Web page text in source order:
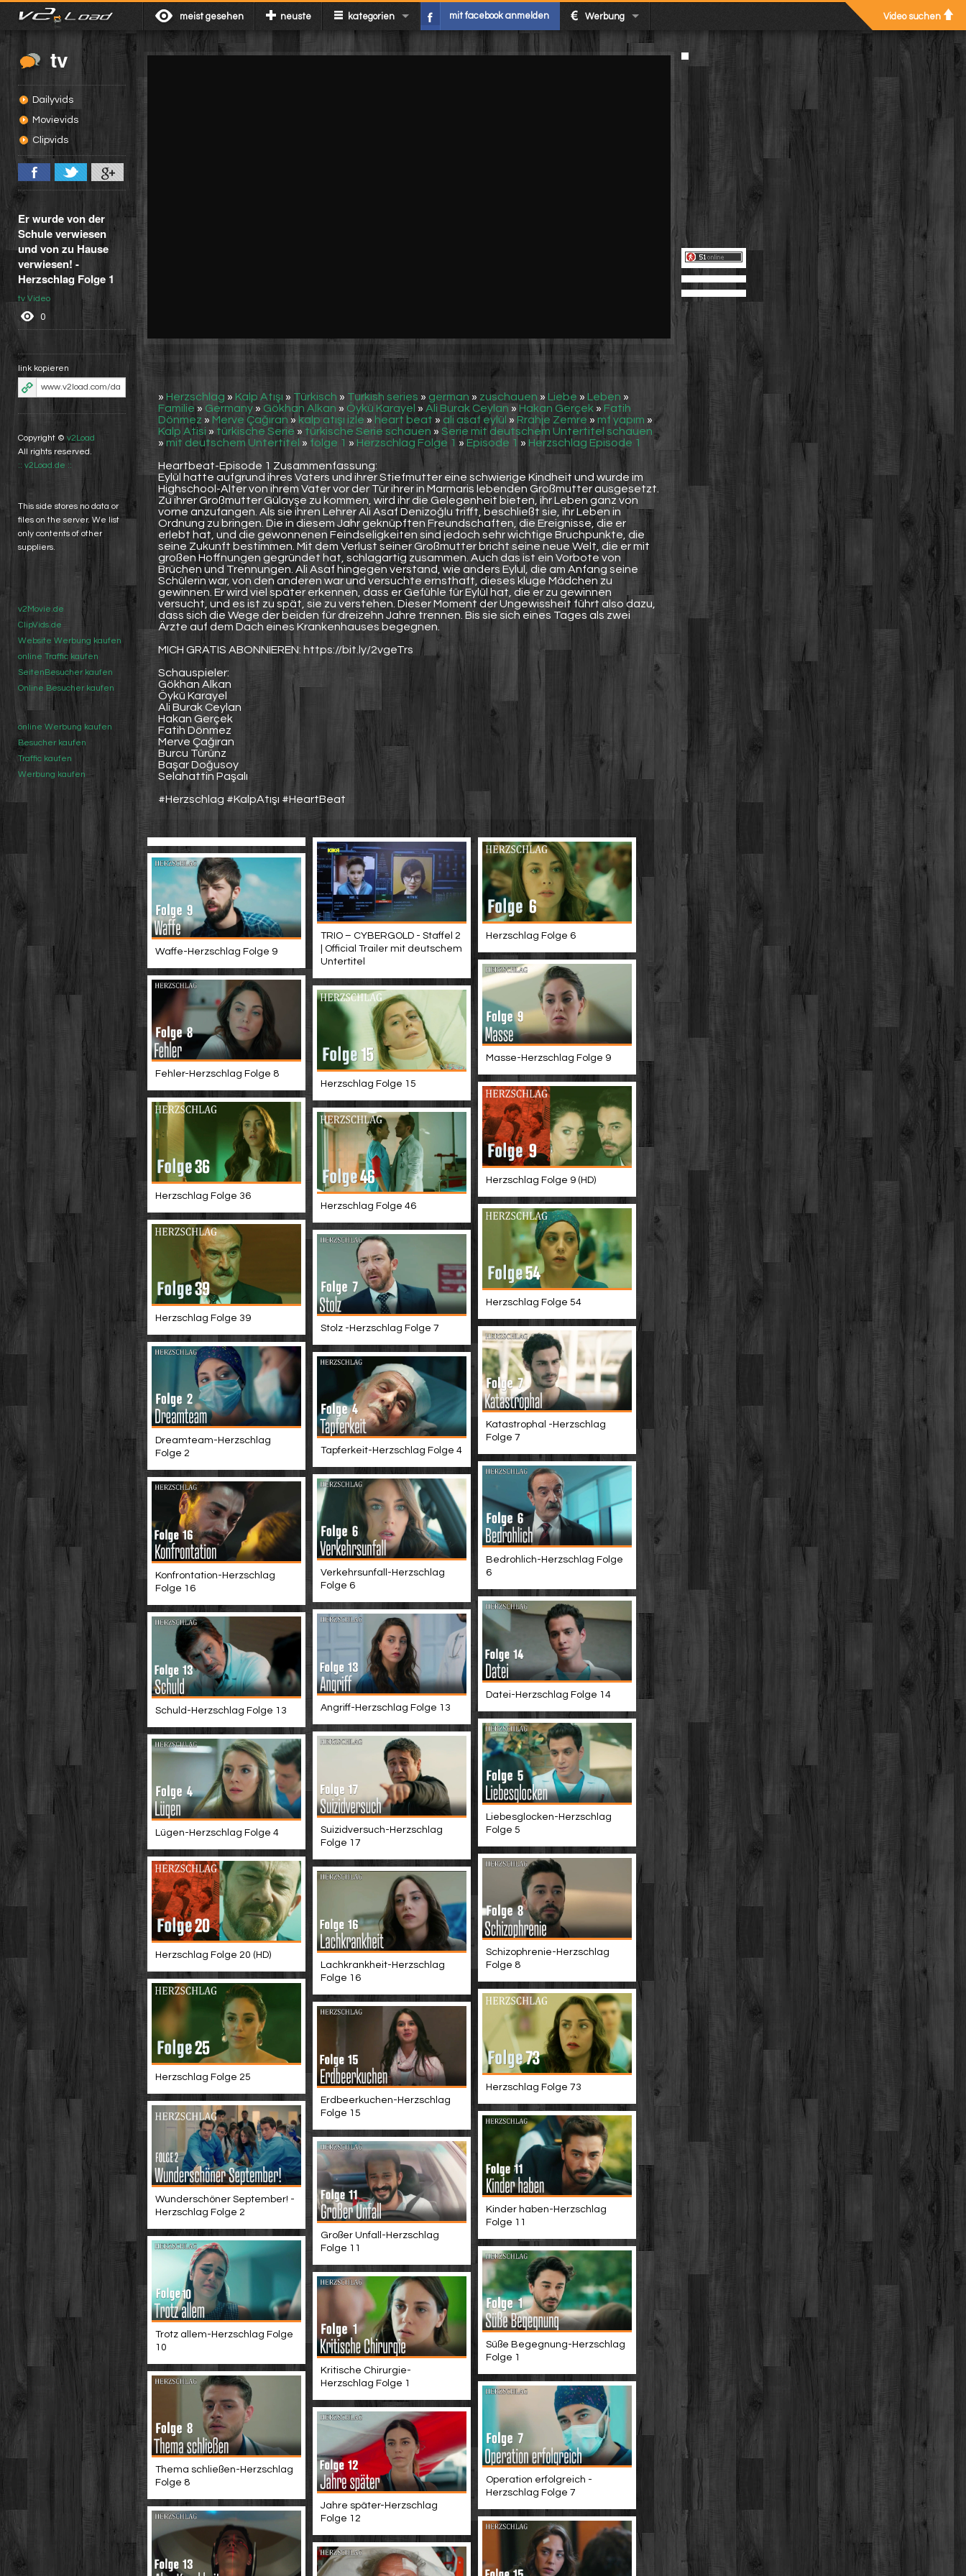
meist gesehen neuste kategorien mit facebook anmelden Werbung Video suchen
tv
Dailyvids
Movievids
Clipvids
Er wurde von der
Schule verwiesen
und von zu Hause
verwiesen! -
Herzschlag Folge 1
tv Video
0
link kopieren
Copyright © v2Load
All rights reserved.
:: v2Load.de ::
This side stores no data or
files on the server. We list
only contents of other
suppliers.
v2Movie.de
ClipVids.de
Website Werbung kaufen
online Traffic kaufen
SeitenBesucher kaufen
Online Besucher kaufen
online Werbung kaufen
Besucher kaufen
Traffic kaufen
Werbung kaufen
» Herzschlag » Kalp Atışı » Türkisch » Turkish series » german » zuschauen » Liebe » Leben »
Familie » Germany » Gökhan Alkan » Öykü Karayel » Ali Burak Ceylan » Hakan Gerçek » Fatih
Dönmez » Merve Çağıran » kalp atışı izle » heart beat » ali asaf eylül » Rrahje Zemre » mf yapım »
Kalp Atisi » türkische Serie » türkische Serie schauen » Serie mit deutschem Untertitel schauen
» mit deutschem Untertitel » folge 1 » Herzschlag Folge 1 » Episode 1 » Herzschlag Episode 1
Heartbeat-Episode 1 Zusammenfassung:
Eylül hatte aufgrund ihres Vaters und ihrer Stiefmutter eine schwierige Kindheit und wurde im
Highschool-Alter von ihrem Vater vor der Tür ihrer in Marmaris lebenden Großmutter ausgesetzt.
Zu ihrer Großmutter Gülayşe zu kommen, wird ihr die Gelegenheit bieten, ihr Leben ganz von
vorne anzufangen. Als sie ihren Lehrer Ali Asaf Denizoğlu trifft, beschließt sie, ihr Leben in
Ordnung zu bringen. Die in diesem Jahr geknüpften Freundschaften, die Ereignisse, die er
erlebt hat, und die gewonnenen Feindseligkeiten sind jedoch sehr wichtige Bruchpunkte, die
seine Zukunft bestimmen. Mit dem Verlust seiner Großmutter bricht seine neue Welt, die er mit
großen Hoffnungen gegründet hat, schlagartig zusammen. Auch das ist ein Vorbote von
Brüchen und Trennungen. Ali Asaf hingegen verstand, wie anders Eylul, die am Anfang seine
Schülerin war, von den anderen war und versuchte ernsthaft, dieses kluge Mädchen zu
gewinnen. Er wird viel später erkennen, dass er Gefühle für Eylül hat, die er zu gewinnen
versucht, und es ist zu spät, sie zu verstehen. Dieser Moment der Ungewissheit führt also dazu,
dass sich die Wege der beiden für dreizehn Jahre trennen. Bis sie sich eines Tages als zwei
Ärzte auf dem Dach eines Krankenhauses begegnen.
MICH GRATIS ABONNIEREN: https://bit.ly/2vgeTrs
Schauspieler:
Gökhan Alkan
Öykü Karayel
Ali Burak Ceylan
Hakan Gerçek
Fatih Dönmez
Merve Çağıran
Burcu Türünz
Başar Doğusoy
Selahattin Paşalı
#Herzschlag #KalpAtışı #HeartBeat
TRIO – CYBERGOLD - Staffel 2
| Official Trailer mit deutschem
Untertitel
Herzschlag Folge 6
Waffe-Herzschlag Folge 9
Masse-Herzschlag Folge 9
Fehler-Herzschlag Folge 8
Herzschlag Folge 15
Herzschlag Folge 9 (HD)
Herzschlag Folge 36
Herzschlag Folge 46
Herzschlag Folge 54
Herzschlag Folge 39
Stolz -Herzschlag Folge 7
Katastrophal -Herzschlag
Folge 7
Dreamteam-Herzschlag
Folge 2
Tapferkeit-Herzschlag Folge 4
Bedrohlich-Herzschlag Folge
6
Verkehrsunfall-Herzschlag
Folge 6
Konfrontation-Herzschlag
Folge 16
Datei-Herzschlag Folge 14
Angriff-Herzschlag Folge 13
Schuld-Herzschlag Folge 13
Liebesglocken-Herzschlag
Folge 5
Suizidversuch-Herzschlag
Folge 17
Lügen-Herzschlag Folge 4
Schizophrenie-Herzschlag
Folge 8
Herzschlag Folge 20 (HD)
Lachkrankheit-Herzschlag
Folge 16
Herzschlag Folge 25
Herzschlag Folge 73
Erdbeerkuchen-Herzschlag
Folge 15
Wunderschöner September! -
Herzschlag Folge 2
Kinder haben-Herzschlag
Folge 11
Großer Unfall-Herzschlag
Folge 11
Trotz allem-Herzschlag Folge
10
Süße Begegnung-Herzschlag
Folge 1
Kritische Chirurgie-
Herzschlag Folge 1
Thema schließen-Herzschlag
Folge 8
Operation erfolgreich -
Herzschlag Folge 7
Jahre später-Herzschlag
Folge 12